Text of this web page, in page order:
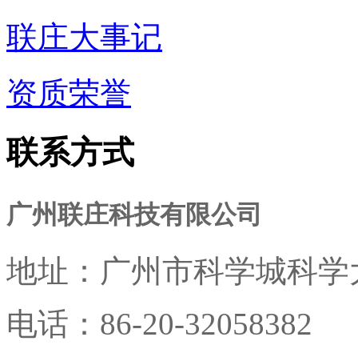
联庄大事记
资质荣誉
联系方式
广州联庄科技有限公司
地址： 广州市科学城科
电话： 86-20-32058382